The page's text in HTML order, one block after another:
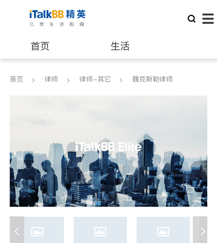
首页 生活
医生 律师
养老 非盈利组织
首页 律师 律师-其它 魏克斯勒律师